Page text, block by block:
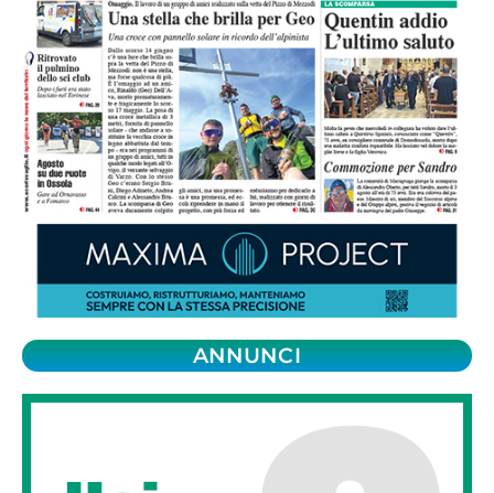
ANNUNCI